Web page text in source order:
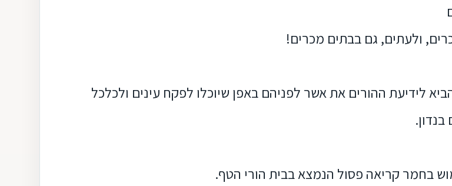
ולעתים, גם בבתים מכרים!
לידיעת ההורים את אשר לפניהם באפן שיוכלו לפקח עינים ולכלכל
בחמר קריאה פסול הנמצא בבית הורי הטף.